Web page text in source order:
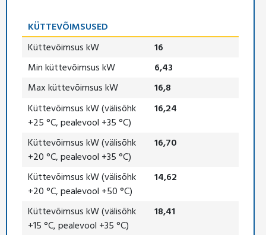
KÜTTEVÕIMSUSED
Küttevõimsus kW
16
Min küttevõimsus kW
6,43
Max küttevõimsus kW
16,8
Küttevõimsus kW (välisõhk
+25 °C, pealevool +35 °C)
16,24
Küttevõimsus kW (välisõhk
+20 °C, pealevool +35 °C)
16,70
Küttevõimsus kW (välisõhk
+20 °C, pealevool +50 °C)
14,62
Küttevõimsus kW (välisõhk
+15 °C, pealevool +35 °C)
18,41